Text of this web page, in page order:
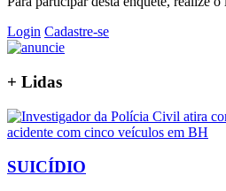
Login Cadastre-se
+ Lidas
SUICÍDIO